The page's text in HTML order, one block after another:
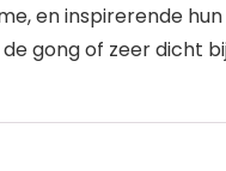
en inspirerende
gong of zeer dicht